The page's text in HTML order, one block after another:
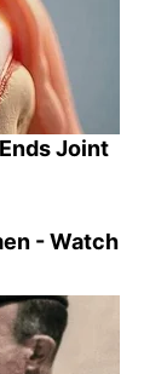
Joint
- Watch